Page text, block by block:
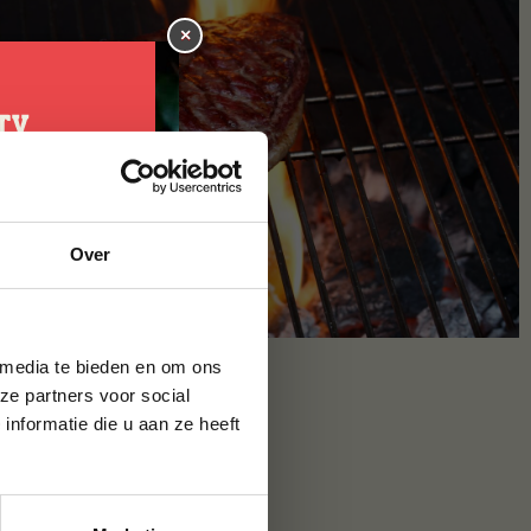
Over
te bieden en om ons
partners voor social
die u aan ze heeft
×